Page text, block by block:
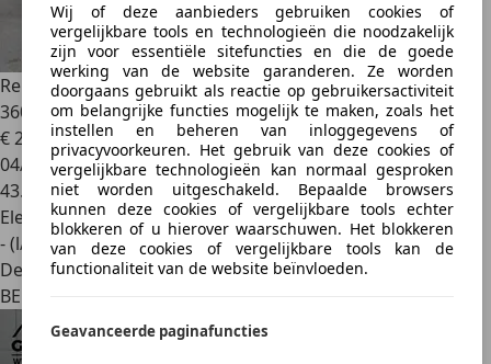
Wij of deze aanbieders gebruiken cookies of
vergelijkbare tools en technologieën die noodzakelijk
zijn voor essentiële sitefuncties en die de goede
werking van de website garanderen. Ze worden
doorgaans gebruikt als reactie op gebruikersactiviteit
om belangrijke functies mogelijk te maken, zoals het
instellen en beheren van inloggegevens of
privacyvoorkeuren. Het gebruik van deze cookies of
vergelijkbare technologieën kan normaal gesproken
niet worden uitgeschakeld. Bepaalde browsers
kunnen deze cookies of vergelijkbare tools echter
blokkeren of u hierover waarschuwen. Het blokkeren
van deze cookies of vergelijkbare tools kan de
functionaliteit van de website beïnvloeden.
Geavanceerde paginafuncties
Renault AustralIconic Esprit Alpine E-TECH Full Hybride -
360° - ACC - CAMERA
€ 24.990
04/2023
43.972 km
Elektrisch/Benzine
- (l/100 km)
Dealer
BE 8780